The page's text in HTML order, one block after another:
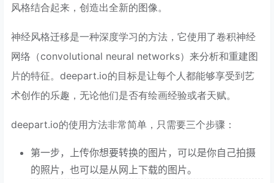
风格结合起来，创造出全新的图像。
神经风格迁移是一种深度学习的方法，它使用了卷积神经
网络（convolutional neural networks）来分析和重建图
片的特征。deepart.io的目标是让每个人都能够享受到艺
术创作的乐趣，无论他们是否有绘画经验或者天赋。
deepart.io的使用方法非常简单，只需要三个步骤：
第一步，上传你想要转换的图片，可以是你自己拍摄
的照片，也可以是从网上下载的图片。